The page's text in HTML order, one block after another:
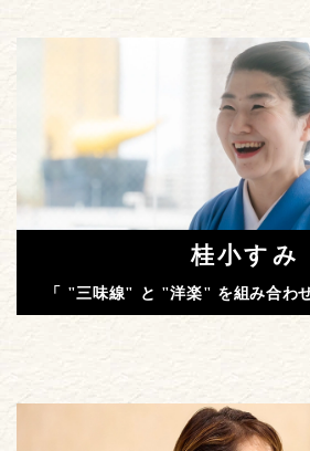
桂小すみ
「 "三味線" と "洋楽" を組み合わ